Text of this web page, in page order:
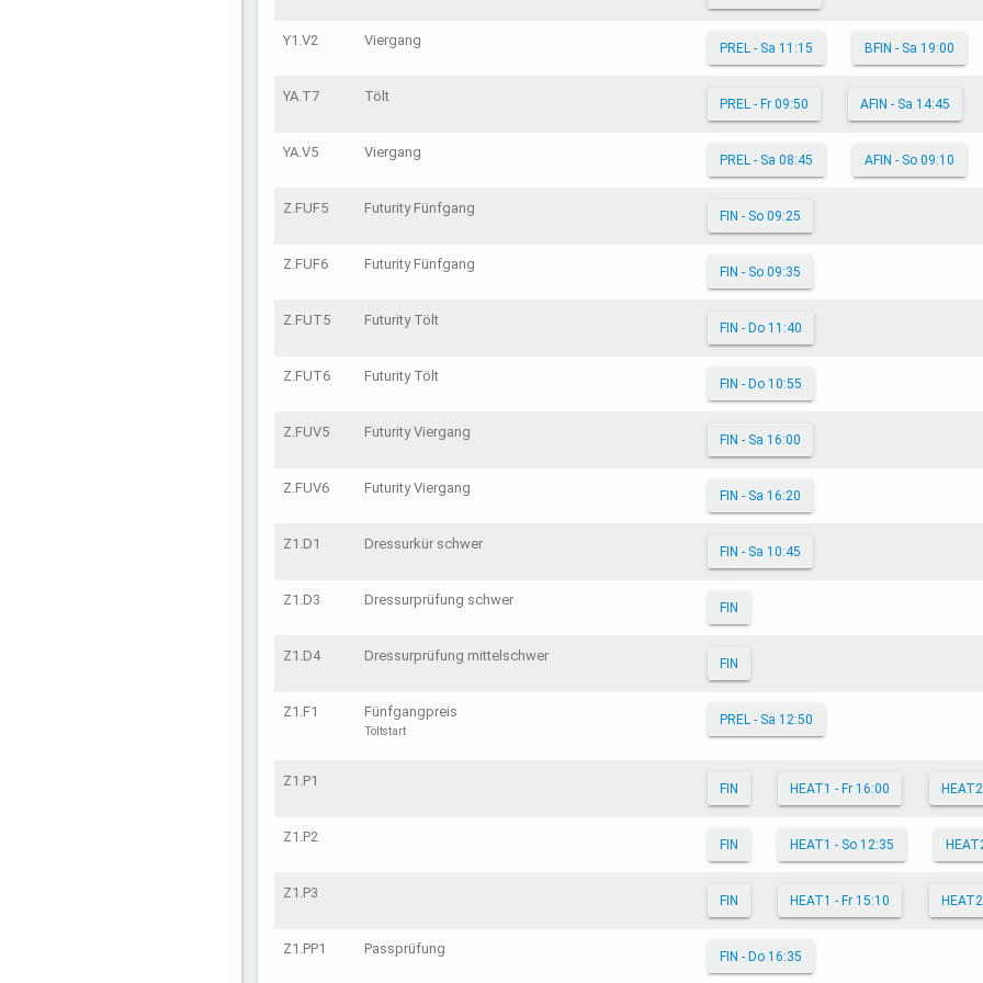
Y1.V2 Viergang PREL - Sa 11:15 BFIN - Sa 19:00
YA.T7 Tölt PREL - Fr 09:50 AFIN - Sa 14:45
YA.V5 Viergang PREL - Sa 08:45 AFIN - So 09:10
Z.FUF5 Futurity Fünfgang FIN - So 09:25
Z.FUF6 Futurity Fünfgang FIN - So 09:35
Z.FUT5 Futurity Tölt FIN - Do 11:40
Z.FUT6 Futurity Tölt FIN - Do 10:55
Z.FUV5 Futurity Viergang FIN - Sa 16:00
Z.FUV6 Futurity Viergang FIN - Sa 16:20
Z1.D1 Dressurkür schwer FIN - Sa 10:45
Z1.D3 Dressurprüfung schwer FIN
Z1.D4 Dressurprüfung mittelschwer FIN
Z1.F1 Fünfgangpreis
Töltstart
PREL - Sa 12:50
Z1.P1 FIN HEAT1 - Fr 16:00 HEAT2
Z1.P2 FIN HEAT1 - So 12:35
Z1.P3 FIN HEAT1 - Fr 15:10 HEAT2
Z1.PP1 Passprüfung FIN - Do 16:35